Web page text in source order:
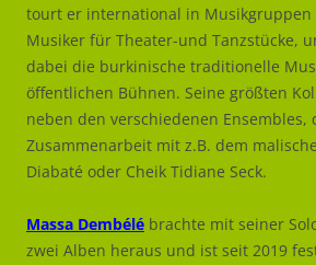
tourt er international in Musikgruppen
Musiker für Theater-und Tanzstücke,
dabei die burkinische traditionelle
öffentlichen Bühnen. Seine größten
neben den verschiedenen Ensembles,
Zusammenarbeit mit z.B. dem
Diabaté oder Cheik Tidiane Seck.
Massa Dembélé brachte mit seiner
zwei Alben heraus und ist seit 2019